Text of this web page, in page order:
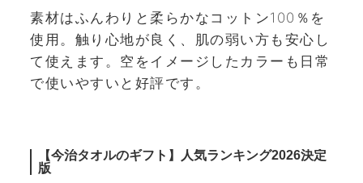
素材はふんわりと柔らかなコットン100％を
使用。触り心地が良く、肌の弱い方も安心し
て使えます。空をイメージしたカラーも日常
で使いやすいと好評です。